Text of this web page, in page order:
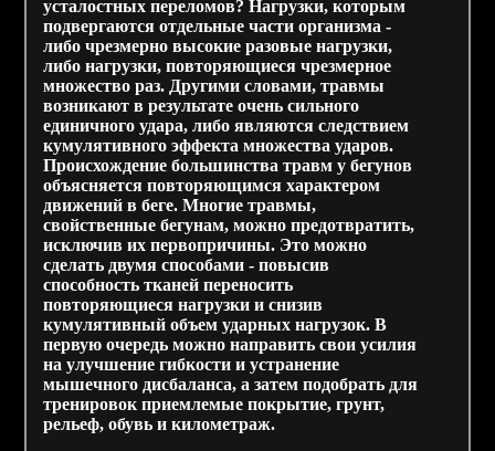
усталостных переломов? Нагрузки, которым
подвергаются отдельные части организма -
либо чрезмерно высокие разовые нагрузки,
либо нагрузки, повторяющиеся чрезмерное
множество раз. Другими словами, травмы
возникают в результате очень сильного
единичного удара, либо являются следствием
кумулятивного эффекта множества ударов.
Происхождение большинства травм у бегунов
объясняется повторяющимся характером
движений в беге. Многие травмы,
свойственные бегунам, можно предотвратить,
исключив их первопричины. Это можно
сделать двумя способами - повысив
способность тканей переносить
повторяющиеся нагрузки и снизив
кумулятивный объем ударных нагрузок. В
первую очередь можно направить свои усилия
на улучшение гибкости и устранение
мышечного дисбаланса, а затем подобрать для
тренировок приемлемые покрытие, грунт,
рельеф, обувь и километраж.